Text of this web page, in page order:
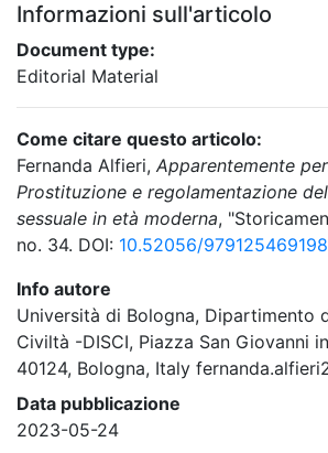
Informazioni sull'articolo
Document type:
Editorial Material
Come citare questo articolo:
Fernanda Alfieri, Apparentemente
Prostituzione e regolamentazione
sessuale in età moderna,
no. 34. DOI: 10.52056/
Info autore
Università di Bologna, Dipartimento
Civiltà -DISCI, Piazza San Giovanni
40124, Bologna, Italy
Data pubblicazione
2023-05-24